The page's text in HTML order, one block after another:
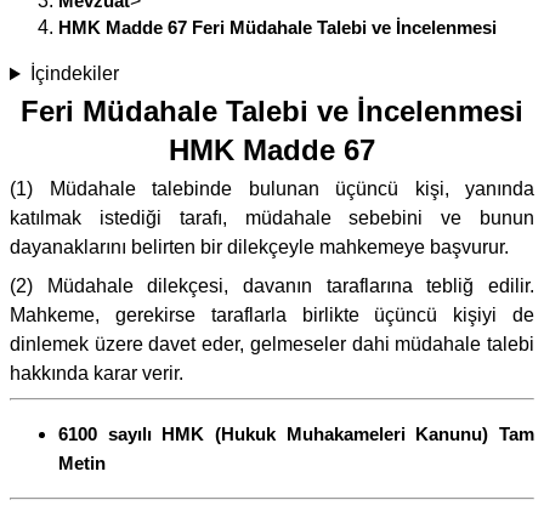
HMK Madde 67 Feri Müdahale Talebi ve İncelenmesi
İçindekiler
Feri Müdahale Talebi ve İncelenmesi
HMK Madde 67
(1) Müdahale talebinde bulunan üçüncü kişi, yanında
katılmak istediği tarafı, müdahale sebebini ve bunun
dayanaklarını belirten bir dilekçeyle mahkemeye başvurur.
(2) Müdahale dilekçesi, davanın taraflarına tebliğ edilir.
Mahkeme, gerekirse taraflarla birlikte üçüncü kişiyi de
dinlemek üzere davet eder, gelmeseler dahi müdahale talebi
hakkında karar verir.
6100 sayılı HMK (Hukuk Muhakameleri Kanunu) Tam
Metin